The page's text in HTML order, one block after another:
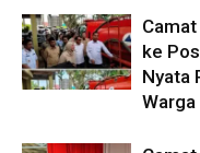
ke
Nyata
Warga